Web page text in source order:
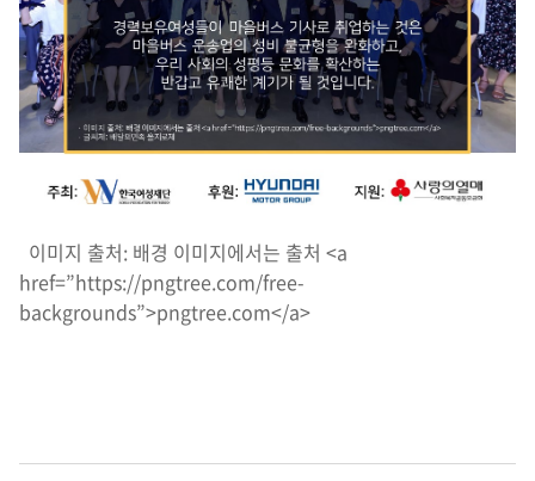
이미지 출처: 배경 이미지에서는 출처 <a
href=”https://pngtree.com/free-
backgrounds”>pngtree.com</a>